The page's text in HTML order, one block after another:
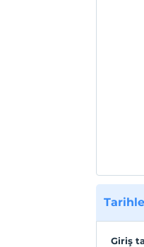
Giriş